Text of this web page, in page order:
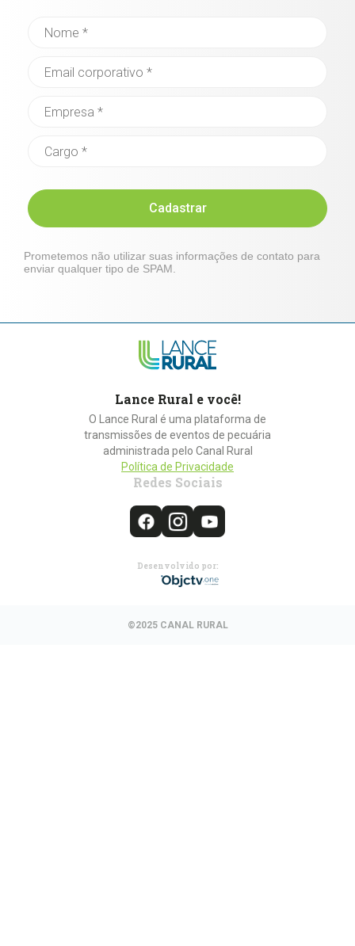
Cadastrar
Prometemos não utilizar suas informações de contato para
enviar qualquer tipo de SPAM.
Lance Rural e você!
O Lance Rural é uma plataforma de
transmissões de eventos de pecuária
administrada pelo Canal Rural
Política de Privacidade
Redes Sociais
Desenvolvido por:
©2025 CANAL RURAL